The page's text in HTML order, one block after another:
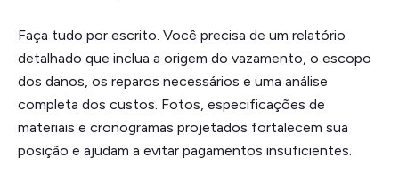
Faça tudo por escrito. Você precisa de um relatório
detalhado que inclua a origem do vazamento, o escopo
dos danos, os reparos necessários e uma análise
completa dos custos. Fotos, especificações de
materiais e cronogramas projetados fortalecem sua
posição e ajudam a evitar pagamentos insuficientes.